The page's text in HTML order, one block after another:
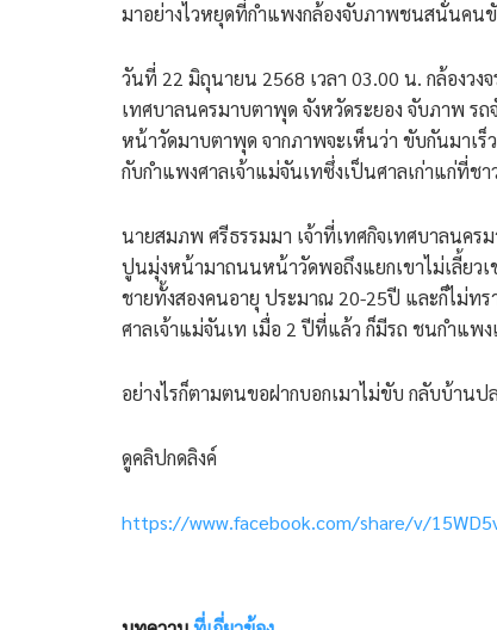
มาอย่างไวหยุดที่กำแพงกล้องจับภาพชนสนั่นคน
วันที่ 22 มิถุนายน 2568 เวลา 03.00 น. กล้องว
เทศบาลนครมาบตาพุด จังหวัดระยอง จับภาพ ร
หน้าวัดมาบตาพุด จากภาพจะเห็นว่า ขับกันมาเ
กับกำแพงศาลเจ้าแม่จันเทซึ่งเป็นศาลเก่าแก่ที่
นายสมภพ ศรีธรรมมา เจ้าที่เทศกิจเทศบาลนค
ปูนมุ่งหน้ามาถนนหน้าวัดพอถึงแยกเขาไม่เลี้ยว
ชายทั้งสองคนอายุ ประมาณ 20-25ปี และก็ไม่ทร
ศาลเจ้าแม่จันเท เมื่อ 2 ปีที่แล้ว ก็มีรถ ชนกำแ
อย่างไรก็ตามตนขอฝากบอกเมาไม่ขับ กลับบ้านป
ดูคลิปกดลิงค์
https://www.facebook.com/share/v/